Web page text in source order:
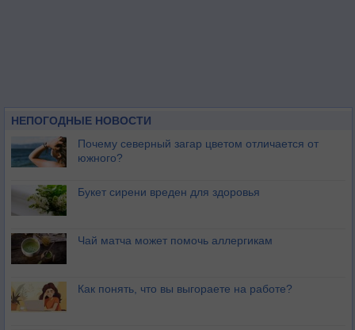
НЕПОГОДНЫЕ НОВОСТИ
Почему северный загар цветом отличается от
южного?
Букет сирени вреден для здоровья
Чай матча может помочь аллергикам
Как понять, что вы выгораете на работе?